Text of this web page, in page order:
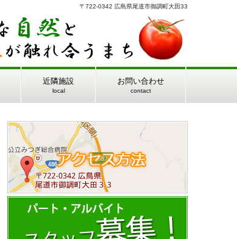
〒722-0342 広島県尾道市御調町大田33
近隣施設
local
お問い合わせ
contact